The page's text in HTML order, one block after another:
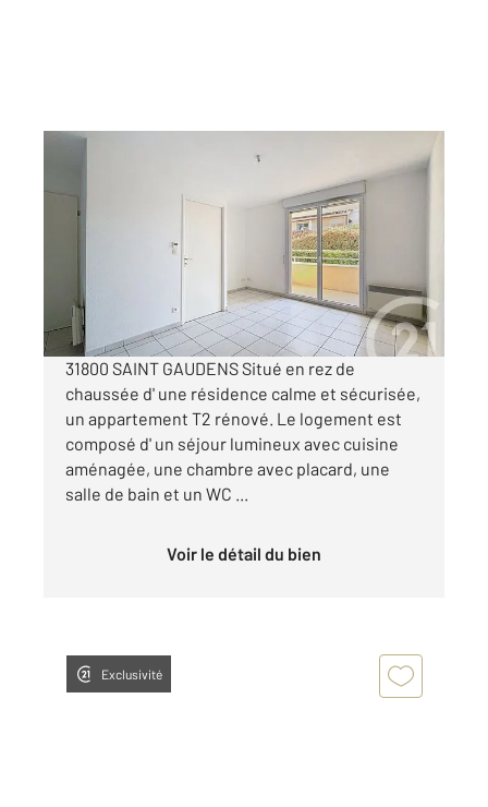
Ref : 17544
Appartement T2 à louer
470 €
par mois charges comprises
31800 SAINT GAUDENS Situé en rez de
chaussée d' une résidence calme et sécurisée,
un appartement T2 rénové. Le logement est
composé d' un séjour lumineux avec cuisine
aménagée, une chambre avec placard, une
salle de bain et un WC ...
Voir le détail du bien
Exclusivité